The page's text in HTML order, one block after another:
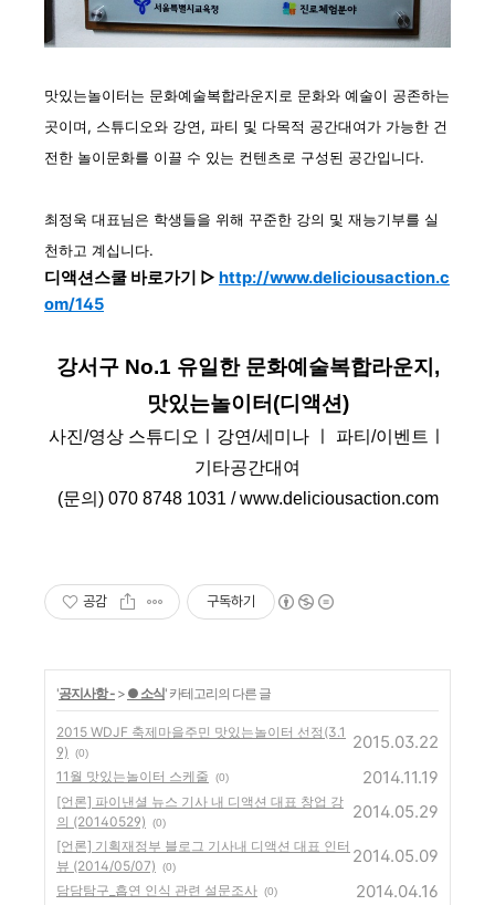
맛있는놀이터는 문화예술복합라운지로 문화와 예술이 공존하는
곳이며, 스튜디오와 강연, 파티 및 다목적 공간대여가 가능한 건
전한 놀이문화를 이끌 수 있는 컨텐츠로 구성된 공간입니다.
최정욱 대표님은 학생들을 위해 꾸준한 강의 및 재능기부를 실
천하고 계십니다.
디액션스쿨 바로가기 ▷ http://www.deliciousaction.c
om/145
강서구 No.1 유일한 문화예술복합라운지,
맛있는놀이터(디액션)
사진/영상 스튜디오ㅣ 강연/세미나 ㅣ 파티/이벤트
기타공간대여
(문의) 070 8748 1031 /www.deliciousaction.com
공감 구독하기
'공지사항 - > ● 소식' 카테고리의 다른 글
2015 WDJF 축제마을주민 맛있는놀이터 선정(3.1
9)
(0)
2015.03.22
11월 맛있는놀이터 스케줄 (0) 2014.11.19
[언론] 파이낸셜 뉴스 기사 내 디액션 대표 창업 강
의 (20140529)
(0)
2014.05.29
[언론] 기획재정부 블로그 기사내 디액션 대표 인터
뷰 (2014/05/07)
(0)
2014.05.09
담담탐구_흡연 인식 관련 설문조사 (0) 2014.04.16